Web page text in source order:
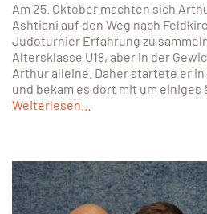
Am 25. Oktober machten sich
Ashtiani auf den Weg nach
Judoturnier Erfahrung zu
Altersklasse U18, aber in der
Arthur alleine. Daher startete er
und bekam es dort mit um einiges
Weiterlesen...